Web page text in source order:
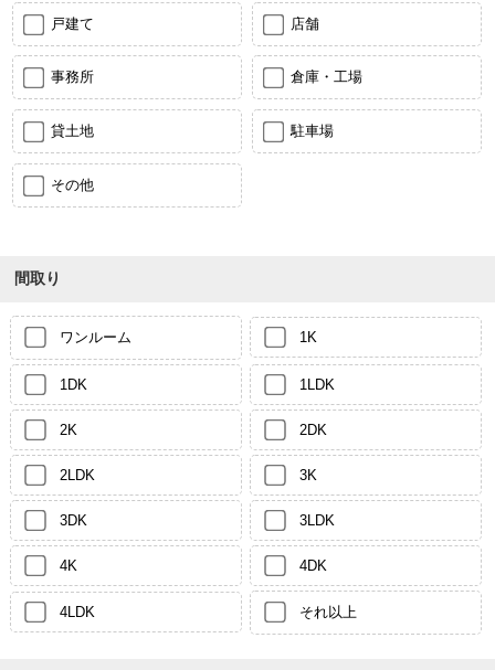
戸建て 店舗
事務所 倉庫・工場
貸土地 駐車場
その他
間取り
ワンルーム 1K
1DK 1LDK
2K 2DK
2LDK 3K
3DK 3LDK
4K 4DK
4LDK それ以上